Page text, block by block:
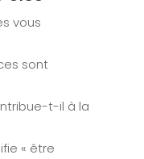
vous
sont
t-il à la
« être